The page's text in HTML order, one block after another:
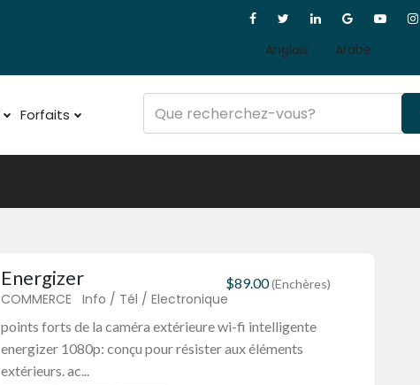
Anglais
Arabe
Forfaits
$89.00(Enchères)
Energizer
COMMERCE Info / Tél / Electronique
points forts de la caméra extérieure wi-fi intelligente
energizer 1080p: conçu pour résister aux éléments
extérieurs. ac...